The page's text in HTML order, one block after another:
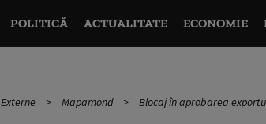
POLITICĂ ACTUALITATE ECONOMIE
Externe Mapamond Blocaj în aprobarea